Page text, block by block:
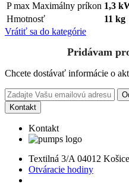
P max Maximálny príkon 1,3
Hmotnosť
11 kg
Vrátiť sa do kategórie
Pridávam
Chcete dostávať informácie o
Kontakt
Kontakt
Textilná 3/A 04012 Košice
Otváracie hodiny